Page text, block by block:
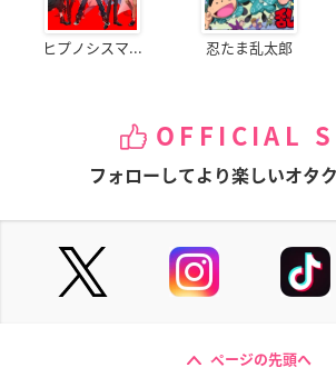
ヒプノシスマ... 忍たま乱太郎
OFFICIAL
フォローしてより楽しいオタ
ページの先頭へ